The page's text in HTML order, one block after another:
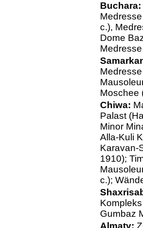
Buchara:
c.),
Dome
Moschee
Chiwa:
Palast
Minor
Alla-Kuli
Karavan-
1910);
c.);
Gumbaz
Almaty: